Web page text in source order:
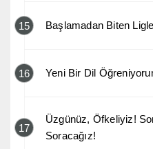
15 Başlamadan Biten
16 Yeni Bir Dil
17
Üzgünüz, Öfkeliyiz!
Soracağız!